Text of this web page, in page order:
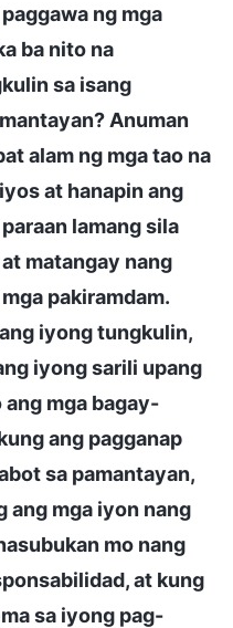
ng mga
ba nito na
sa isang
Anuman
alam ng mga tao na
at hanapin ang
lamang sila
matangay nang
pakiramdam.
iyong tungkulin,
iyong sarili upang
mga bagay-
ang pagganap
sa pamantayan,
ang mga iyon nang
mo nang
at kung
sa iyong pag-